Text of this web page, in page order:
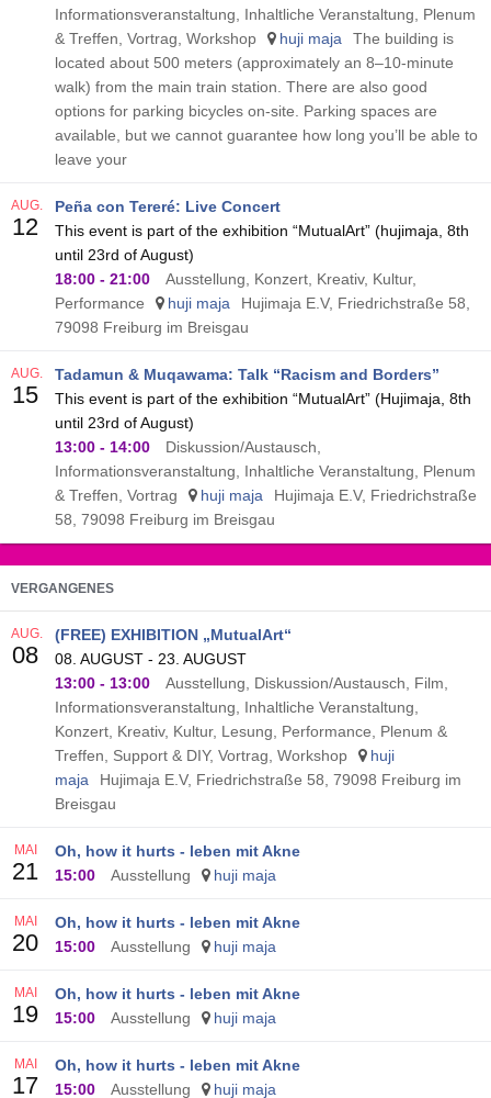
Informationsveranstaltung, Inhaltliche Veranstaltung, Plenum
& Treffen, Vortrag, Workshop
huji maja
The building is
located about 500 meters (approximately an 8–10-minute
walk) from the main train station. There are also good
options for parking bicycles on-site. Parking spaces are
available, but we cannot guarantee how long you’ll be able to
leave your
Peña con Tereré: Live Concert
This event is part of the exhibition “MutualArt” (hujimaja, 8th
until 23rd of August)
18:00 - 21:00
Ausstellung, Konzert, Kreativ, Kultur,
Performance
huji maja
Hujimaja E.V, Friedrichstraße 58,
79098 Freiburg im Breisgau
AUG.
12
Tadamun & Muqawama: Talk “Racism and Borders”
This event is part of the exhibition “MutualArt” (Hujimaja, 8th
until 23rd of August)
13:00 - 14:00
Diskussion/Austausch,
Informationsveranstaltung, Inhaltliche Veranstaltung, Plenum
& Treffen, Vortrag
huji maja
Hujimaja E.V, Friedrichstraße
58, 79098 Freiburg im Breisgau
AUG.
15
VERGANGENES
(FREE) EXHIBITION „MutualArt“
08. AUGUST - 23. AUGUST
13:00 - 13:00
Ausstellung, Diskussion/Austausch, Film,
Informationsveranstaltung, Inhaltliche Veranstaltung,
Konzert, Kreativ, Kultur, Lesung, Performance, Plenum &
Treffen, Support & DIY, Vortrag, Workshop
huji
maja
Hujimaja E.V, Friedrichstraße 58, 79098 Freiburg im
Breisgau
AUG.
08
Oh, how it hurts - leben mit Akne
15:00
Ausstellung huji maja
MAI
21
Oh, how it hurts - leben mit Akne
15:00
Ausstellung huji maja
MAI
20
Oh, how it hurts - leben mit Akne
15:00
Ausstellung huji maja
MAI
19
Oh, how it hurts - leben mit Akne
15:00
Ausstellung huji maja
MAI
17